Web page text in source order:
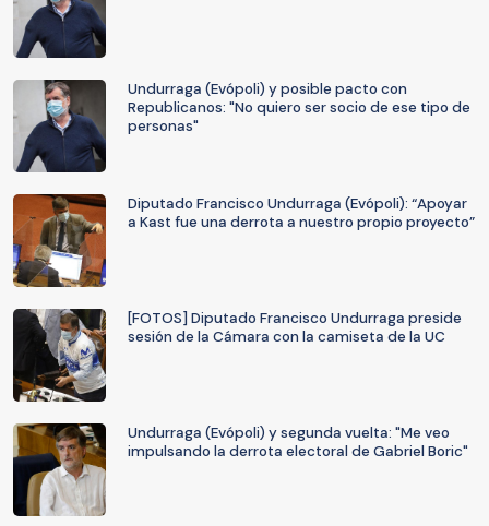
Undurraga (Evópoli) y posible pacto con
Republicanos: "No quiero ser socio de ese tipo de
personas"
Diputado Francisco Undurraga (Evópoli): “Apoyar
a Kast fue una derrota a nuestro propio proyecto”
[FOTOS] Diputado Francisco Undurraga preside
sesión de la Cámara con la camiseta de la UC
Undurraga (Evópoli) y segunda vuelta: "Me veo
impulsando la derrota electoral de Gabriel Boric"